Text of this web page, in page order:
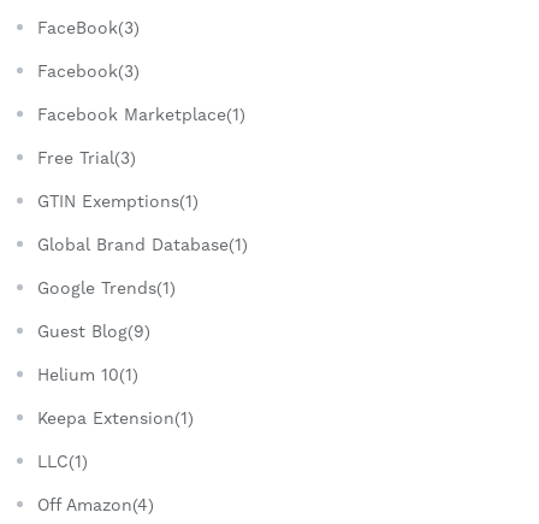
FaceBook(3)
Facebook(3)
Facebook Marketplace(1)
Free Trial(3)
GTIN Exemptions(1)
Global Brand Database(1)
Google Trends(1)
Guest Blog(9)
Helium 10(1)
Keepa Extension(1)
LLC(1)
Off Amazon(4)